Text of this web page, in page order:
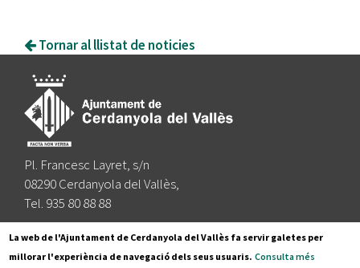
Tornar al llistat de noticies
Pl. Francesc Layret, s/n
08290 Cerdanyola del Vallès,
Tel. 935 80 88 88
Segueix-nos a:
La web de l'Ajuntament de Cerdanyola del Vallès fa servir galetes per
millorar l'experiència de navegació dels seus usuaris. Consulta més